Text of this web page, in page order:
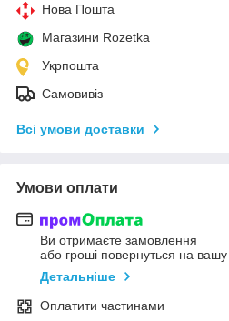
Нова Пошта
Магазини Rozetka
Укрпошта
Самовивіз
Всі умови доставки
Умови оплати
Ви отримаєте замовлення
або гроші повернуться на вашу
Детальніше
Оплатити частинами